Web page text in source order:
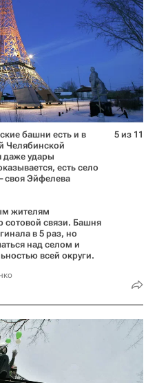
башни есть и в
Челябинской
даже удары
есть село
своя Эйфелева
жителям
сотовой связи. Башня
в 5 раз, но
над селом и
всей округи.
5 из 11